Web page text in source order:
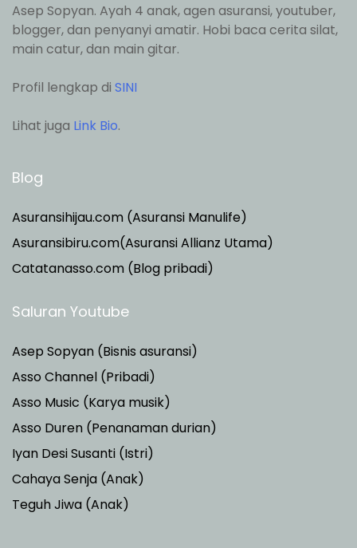
Asep Sopyan. Ayah 4 anak, agen asuransi, youtuber,
blogger, dan penyanyi amatir. Hobi baca cerita silat,
main catur, dan main gitar.
Profil lengkap di SINI
Lihat juga Link Bio.
Blog
Asuransihijau.com (Asuransi Manulife)
Asuransibiru.com(Asuransi Allianz Utama)
Catatanasso.com (Blog pribadi)
Saluran Youtube
Asep Sopyan (Bisnis asuransi)
Asso Channel (Pribadi)
Asso Music (Karya musik)
Asso Duren (Penanaman durian)
Iyan Desi Susanti (Istri)
Cahaya Senja (Anak)
Teguh Jiwa (Anak)